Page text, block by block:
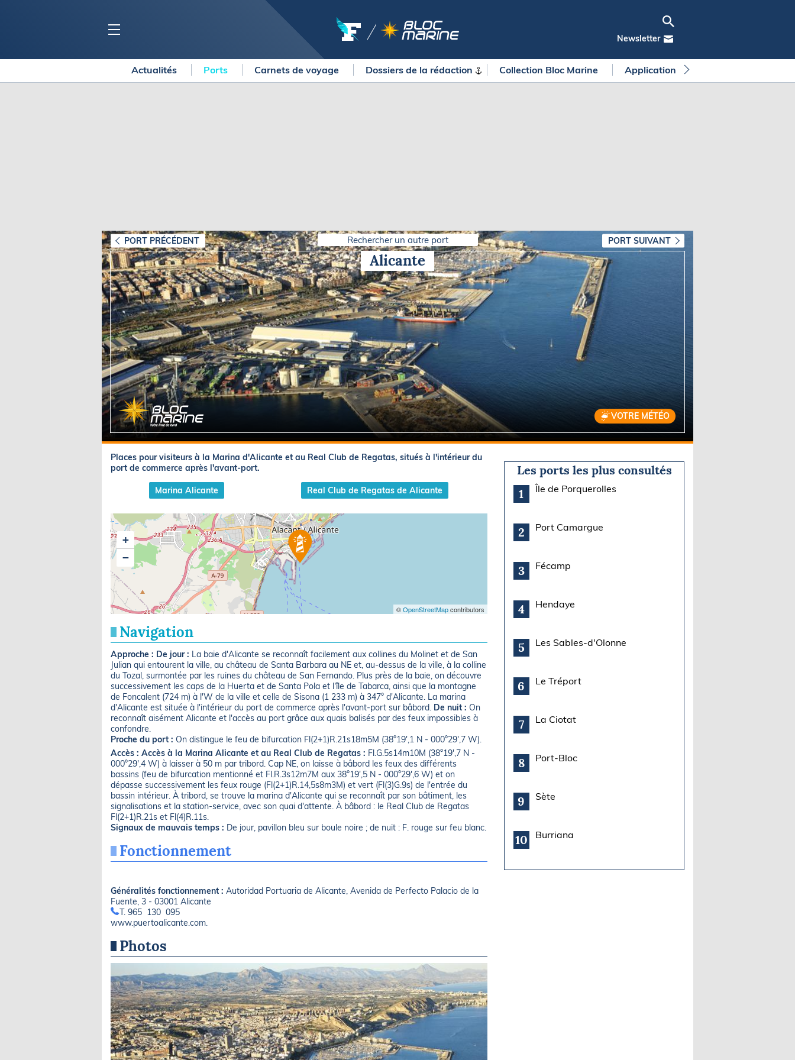
Newsletter
Voiliers
Bateaux à moteur
Equipements
Salons
Economie
Yachting
Transat Café l'Or
America's Cup
LOISIRS
Pêche en mer
Plongée
Glisse
La newsletter
METEO CONSULT Marine
Briefings
FLASH INFO
Actualités Ports Carnets de voyage Dossiers de la rédaction Collection Bloc Marine Application Bloc Marine
PORT PRÉCÉDENT Rechercher un autre port PORT SUIVANT
Alicante
VOTRE MÉTÉO
Les ports les plus consultés
1
Île de Porquerolles
2 Port Camargue
3 Fécamp
4 Hendaye
5 Les Sables-d'Olonne
6 Le Tréport
7 La Ciotat
8 Port-Bloc
9 Sète
10 Burriana
Places pour visiteurs à la Marina d'Alicante et au Real Club de Regatas, situés à l'intérieur du
port de commerce après l'avant-port.
Marina Alicante Real Club de Regatas de Alicante
+
−
©OpenStreetMapcontributors
Navigation
Approche : De jour : La baie d'Alicante se reconnaît facilement aux collines du Molinet et de San
Julian qui entourent la ville, au château de Santa Barbara au NE et, au-dessus de la ville, à la colline
du Tozal, surmontée par les ruines du château de San Fernando. Plus près de la baie, on découvre
successivement les caps de la Huerta et de Santa Pola et l'île de Tabarca, ainsi que la montagne
de Foncalent (724 m) à l'W de la ville et celle de Sisona (1 233 m) à 347° d'Alicante. La marina
d'Alicante est située à l'intérieur du port de commerce après l'avant-port sur bâbord. De nuit : On
reconnaît aisément Alicante et l'accès au port grâce aux quais balisés par des feux impossibles à
confondre.
Proche du port : On distingue le feu de bifurcation Fl(2+1)R.21s18m5M (38°19',1 N - 000°29',7 W).
Accès : Accès à la Marina Alicante et au Real Club de Regatas : Fl.G.5s14m10M (38°19',7 N -
000°29',4 W) à laisser à 50 m par tribord. Cap NE, on laisse à bâbord les feux des différents
bassins (feu de bifurcation mentionné et Fl.R.3s12m7M aux 38°19',5 N - 000°29',6 W) et on
dépasse successivement les feux rouge (Fl(2+1)R.14,5s8m3M) et vert (Fl(3)G.9s) de l'entrée du
bassin intérieur. À tribord, se trouve la marina d'Alicante qui se reconnaît par son bâtiment, les
signalisations et la station-service, avec son quai d'attente. À bâbord : le Real Club de Regatas
Fl(2+1)R.21s et Fl(4)R.11s.
Signaux de mauvais temps : De jour, pavillon bleu sur boule noire ; de nuit : F. rouge sur feu blanc.
Fonctionnement
Généralités fonctionnement : Autoridad Portuaria de Alicante, Avenida de Perfecto Palacio de la
Fuente, 3 - 03001 Alicante
T. 965 130 095
www.puertoalicante.com.
Photos